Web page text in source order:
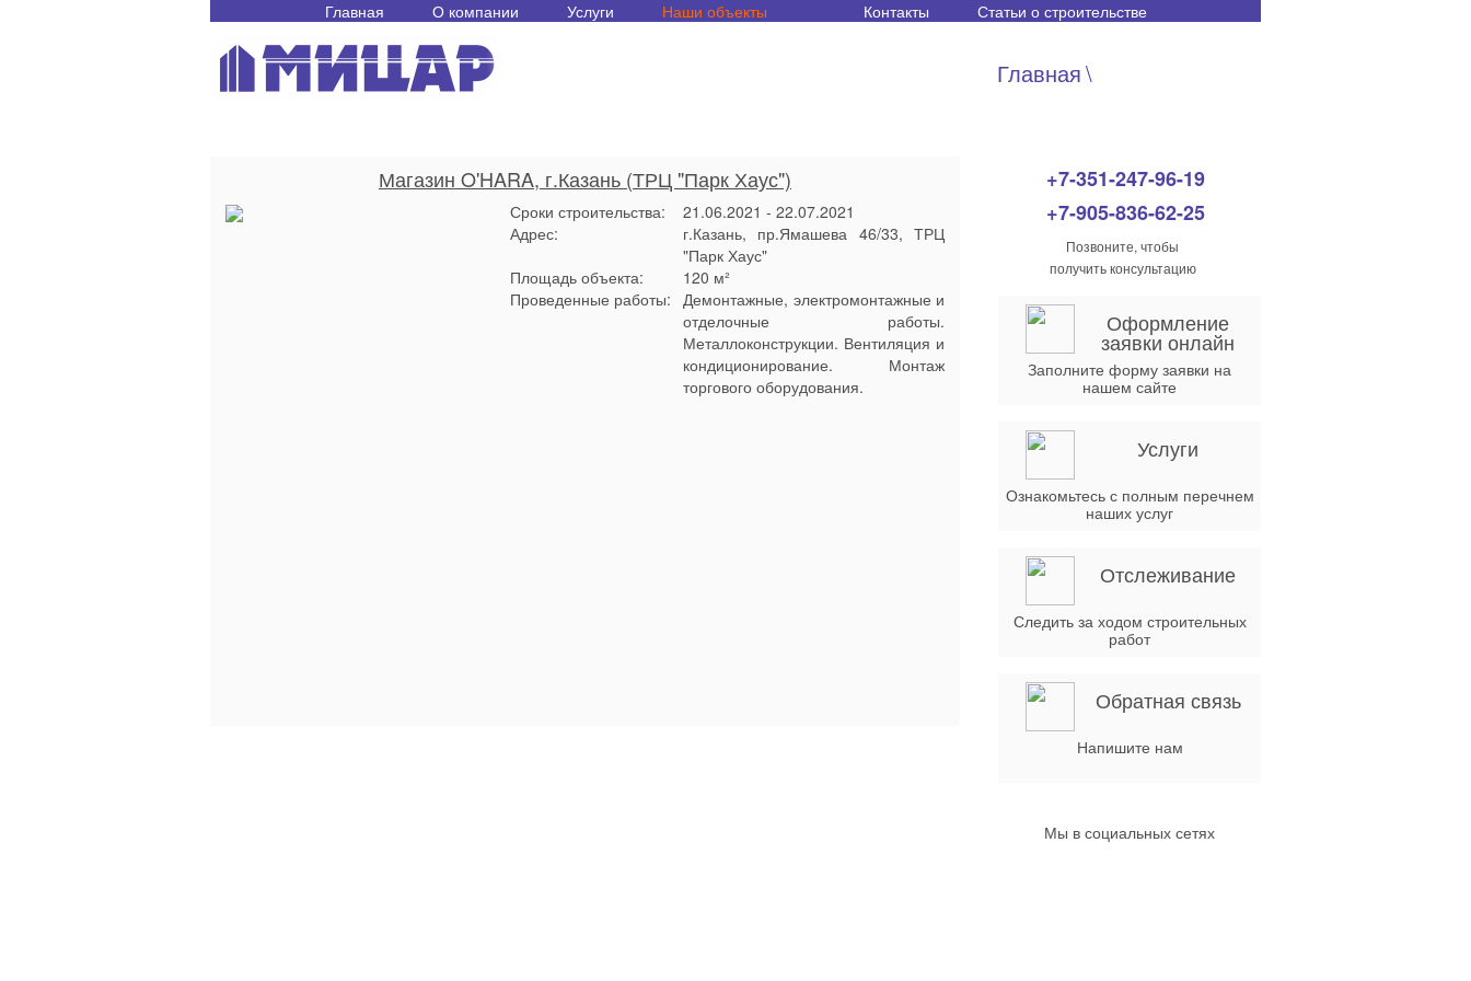
Главная О компании Услуги Наши объекты Контакты Статьи о строительстве
Главная\
Магазин O'HARA, г.Казань (ТРЦ "Парк Хаус")
Сроки строительства:
21.06.2021 - 22.07.2021
Адрес:
г.Казань, пр.Ямашева 46/33, ТРЦ
"Парк Хаус"
Площадь объекта:
120 м²
Проведенные работы: Демонтажные, электромонтажные и
отделочные работы.
Металлоконструкции. Вентиляция и
кондиционирование. Монтаж
торгового оборудования.
+7-351-247-96-19
+7-905-836-62-25
Позвоните, чтобы
получить консультацию
Оформление
заявки онлайн
Заполните форму заявки на
нашем сайте
Услуги
Ознакомьтесь с полным перечнем
наших услуг
Отслеживание
Следить за ходом строительных
работ
Обратная связь
Напишите нам
Мы в социальных сетях